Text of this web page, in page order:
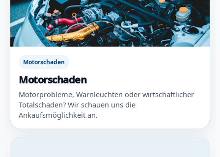
Motorschaden
Motorschaden
Motorprobleme, Warnleuchten oder wirtschaftlicher
Totalschaden? Wir schauen uns die
Ankaufsmöglichkeit an.